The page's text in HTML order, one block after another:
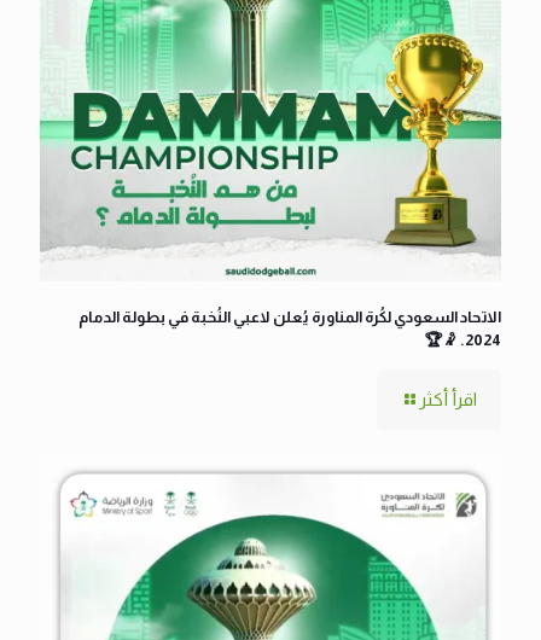
الاتحاد السعودي لكُرة المناورة يُعلن لاعبي النُخبة في بطولة الدمام
2024. 🤾🏆
اقرأ أكثر